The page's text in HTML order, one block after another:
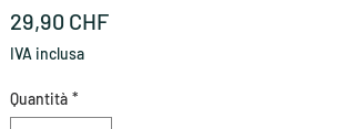
29,90 CHFPrezzo
IVA inclusa
Quantità *